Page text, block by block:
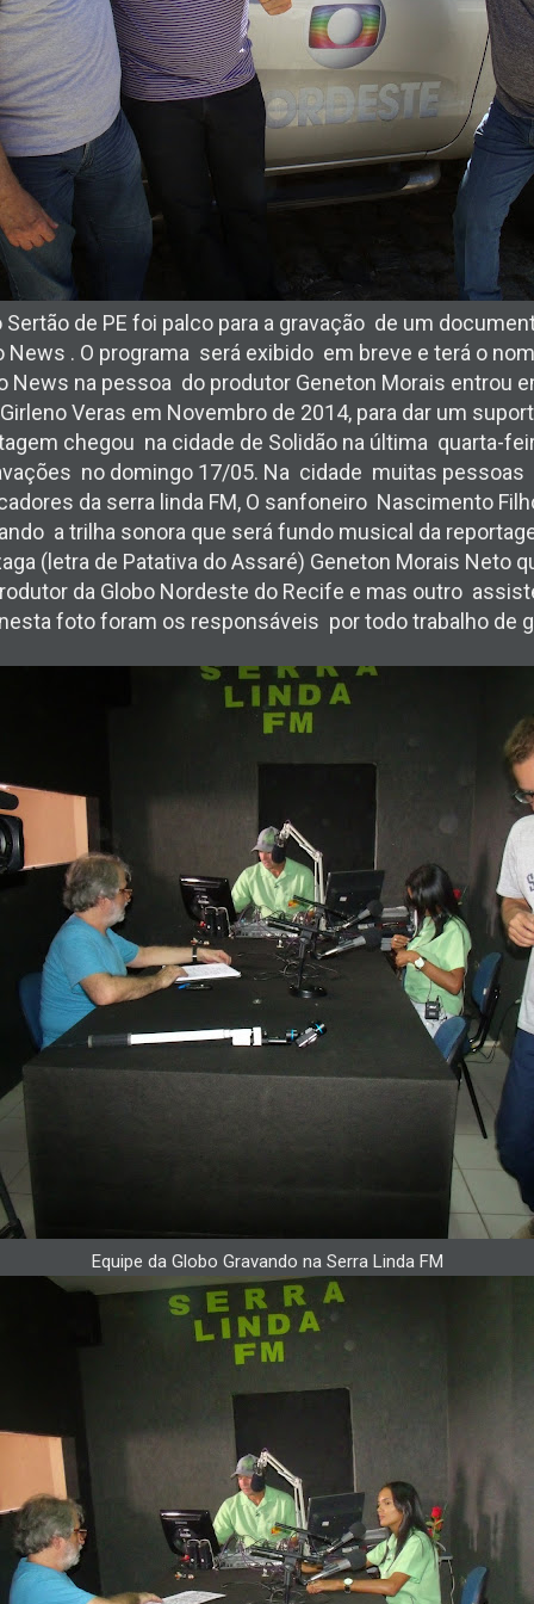
Sertão de PE foi palco para a gravação de um
News . O programa será exibido em breve e terá o
News na pessoa do produtor Geneton Morais entrou
Veras em Novembro de 2014, para dar um
chegou na cidade de Solidão na última quarta-
no domingo 17/05. Na cidade muitas
da serra linda FM, O sanfoneiro Nascimento
a trilha sonora que será fundo musical da
(letra de Patativa do Assaré) Geneton Morais Neto
da Globo Nordeste do Recife e mas outro
foto foram os responsáveis por todo trabalho de
Equipe da Globo Gravando na Serra Linda FM